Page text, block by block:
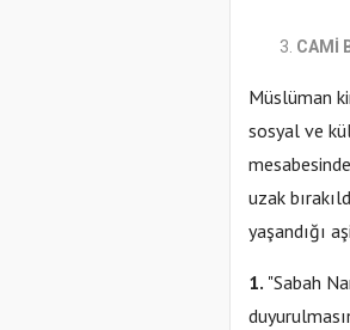
CAMİ
Müslüman
sosyal ve
uzak
yaşandığı
1. "Sabah